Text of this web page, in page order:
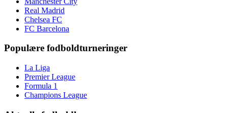
Real Madrid
Chelsea FC
FC Barcelona
Populære fodboldturneringer
La Liga
Premier League
Formula 1
Champions League